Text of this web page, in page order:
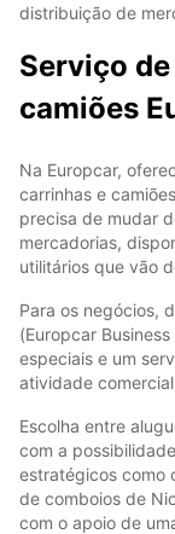
distribuição de
Serviço
camiões
Na Europcar,
carrinhas e
precisa de mudar
mercadorias,
utilitários que vão
Para os negócios,
(Europcar
especiais e um
atividade
Escolha entre
com a
estratégicos como
de comboios de
com o apoio de